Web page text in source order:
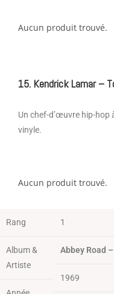
Aucun produit trouvé.
15. Kendrick Lamar –
Un chef-d’œuvre hip-hop
vinyle.
Aucun produit trouvé.
Rang
Album &
Artiste
1
Abbey Road
1969